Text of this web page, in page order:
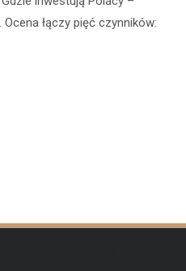
łączy pięć czynników: